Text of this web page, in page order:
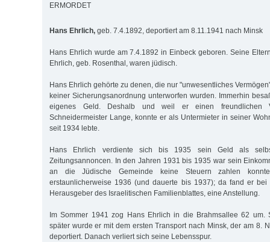
ERMORDET
Hans Ehrlich, geb. 7.4.1892, deportiert am 8.11.1941 nach Minsk
Hans Ehrlich wurde am 7.4.1892 in Einbeck geboren. Seine
Ehrlich, geb. Rosenthal, waren jüdisch.
Hans Ehrlich gehörte zu denen, die nur "unwesentliches
keiner Sicherungsanordnung unterworfen wurden. Immerhin
eigenes Geld. Deshalb und weil er einen freundlichen
Schneidermeister Lange, konnte er als Untermieter in seiner
seit 1934 lebte.
Hans Ehrlich verdiente sich bis 1935 sein Geld als
Zeitungsannoncen. In den Jahren 1931 bis 1935 war sein
an die Jüdische Gemeinde keine Steuern zahlen
erstaunlicherweise 1936 (und dauerte bis 1937); da fand er bei
Herausgeber des Israelitischen Familienblattes, eine Anstellung.
Im Sommer 1941 zog Hans Ehrlich in die Brahmsallee 62 um.
später wurde er mit dem ersten Transport nach Minsk, der am 8.
deportiert. Danach verliert sich seine Lebensspur.